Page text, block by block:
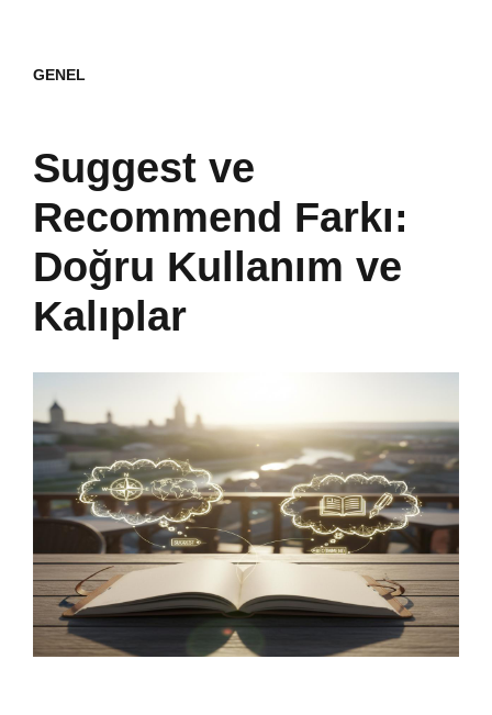
GENEL
Suggest ve
Recommend Farkı:
Doğru Kullanım ve
Kalıplar